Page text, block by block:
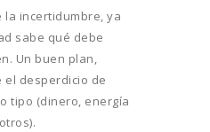
la incertidumbre, ya
sabe qué debe
Un buen plan,
el desperdicio de
tipo (dinero, energía